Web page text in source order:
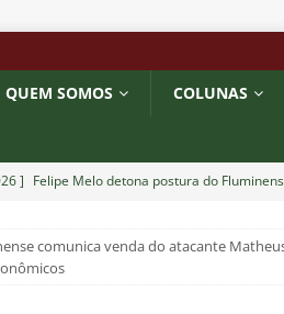
QUEM SOMOS COLUNAS
] Felipe Melo detona postura do
] Corinthians X Internacional — Oitavas
comunica venda do atacante